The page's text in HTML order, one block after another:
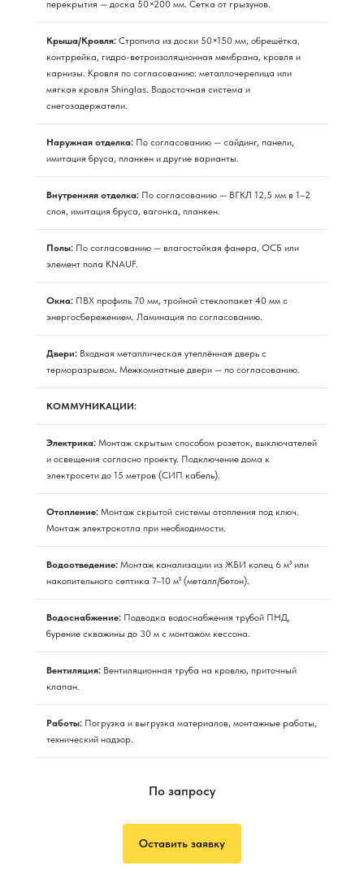
перекрытия — доска 50×200 мм. Сетка от грызунов.
Крыша/Кровля: Стропила из доски 50×150 мм, обрешётка,
контррейка, гидро-ветроизоляционная мембрана, кровля и
карнизы. Кровля по согласованию: металлочерепица или
мягкая кровля Shinglas. Водосточная система и
снегозадержатели.
Наружная отделка: По согласованию — сайдинг, панели,
имитация бруса, планкен и другие варианты.
Внутренняя отделка: По согласованию — ВГКЛ 12,5 мм в 1–2
слоя, имитация бруса, вагонка, планкен.
Полы: По согласованию — влагостойкая фанера, ОСБ или
элемент пола KNAUF.
Окна: ПВХ профиль 70 мм, тройной стеклопакет 40 мм с
энергосбережением. Ламинация по согласованию.
Двери: Входная металлическая утеплённая дверь с
терморазрывом. Межкомнатные двери — по согласованию.
КОММУНИКАЦИИ:
Электрика: Монтаж скрытым способом розеток, выключателей
и освещения согласно проекту. Подключение дома к
электросети до 15 метров (СИП кабель).
Отопление: Монтаж скрытой системы отопления под ключ.
Монтаж электрокотла при необходимости.
Водоотведение: Монтаж канализации из ЖБИ колец 6 м³ или
накопительного септика 7–10 м³ (металл/бетон).
Водоснабжение: Подводка водоснабжения трубой ПНД,
бурение скважины до 30 м с монтажом кессона.
Вентиляция: Вентиляционная труба на кровлю, приточный
клапан.
Работы: Погрузка и выгрузка материалов, монтажные работы,
технический надзор.
По запросу
Оставить заявку